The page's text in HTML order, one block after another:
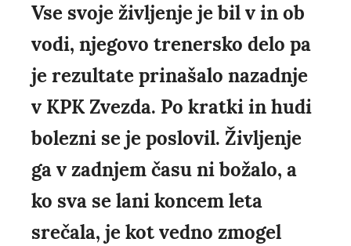
Vse svoje življenje je bil v in ob
vodi, njegovo trenersko delo pa
je rezultate prinašalo nazadnje
v KPK Zvezda. Po kratki in hudi
bolezni se je poslovil. Življenje
ga v zadnjem času ni božalo, a
ko sva se lani koncem leta
srečala, je kot vedno zmogel